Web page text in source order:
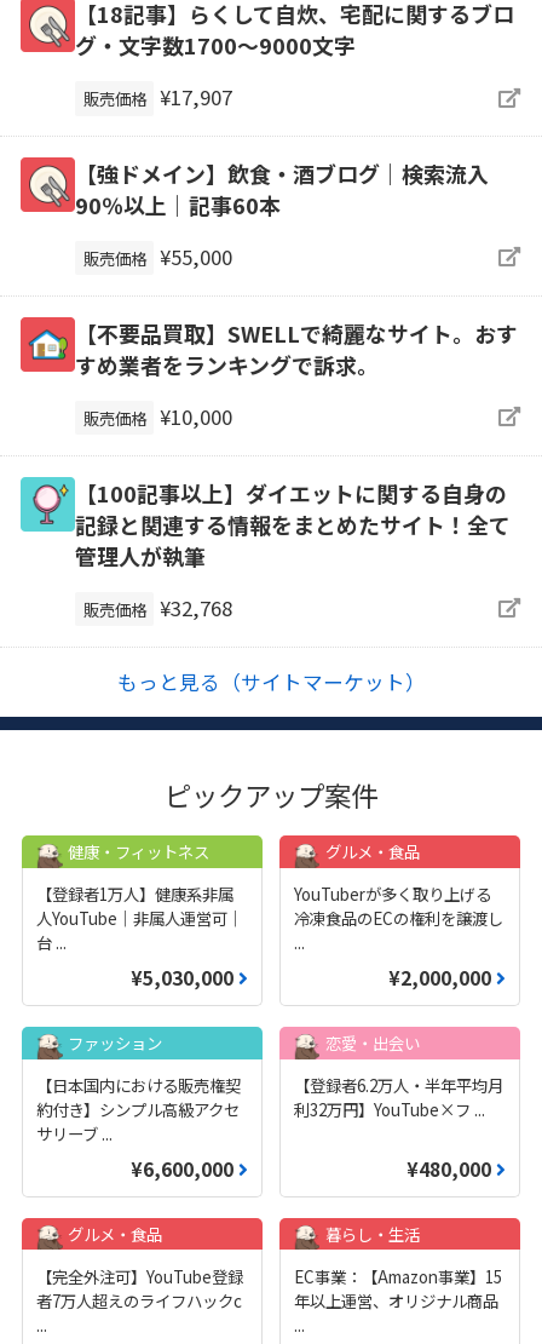
【18記事】らくして自炊、宅配に関するブロ
グ・文字数1700～9000文字
販売価格 ¥17,907
【強ドメイン】飲食・酒ブログ｜検索流入
90％以上｜記事60本
販売価格 ¥55,000
【不要品買取】SWELLで綺麗なサイト。おす
すめ業者をランキングで訴求。
販売価格 ¥10,000
【100記事以上】ダイエットに関する自身の
記録と関連する情報をまとめたサイト！全て
管理人が執筆
販売価格 ¥32,768
もっと見る（サイトマーケット）
ピックアップ案件
健康・フィットネス
【登録者1万人】健康系非属
人YouTube｜非属人運営可｜
台 ...
¥5,030,000
グルメ・食品
YouTuberが多く取り上げる
冷凍食品のECの権利を譲渡し
...
¥2,000,000
ファッション
【日本国内における販売権契
約付き】シンプル高級アクセ
サリーブ ...
¥6,600,000
恋愛・出会い
【登録者6.2万人・半年平均月
利32万円】YouTube×フ ...
¥480,000
グルメ・食品
【完全外注可】YouTube登録
者7万人超えのライフハックc
...
暮らし・生活
EC事業：【Amazon事業】15
年以上運営、オリジナル商品
...